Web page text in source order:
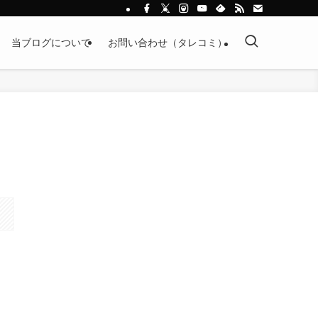
当ブログについて お問い合わせ（タレコミ）